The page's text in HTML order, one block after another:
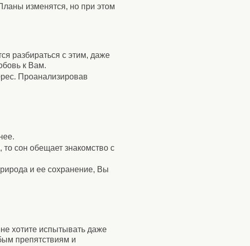
изменятся, но при этом
разбираться с этим, даже
к Вам.
Проанализировав
сон обещает знакомство с
и ее сохранение, Вы
хотите испытывать даже
препятствиям и